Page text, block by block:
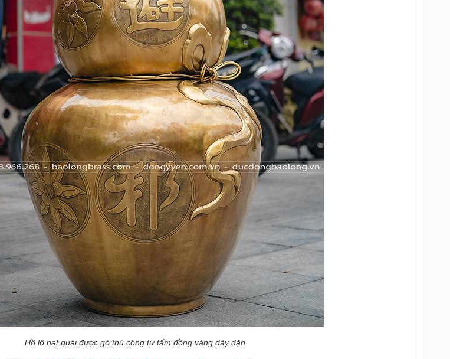
Hồ lô bát quái được gò thủ công từ tấm đồng vàng dày dặn